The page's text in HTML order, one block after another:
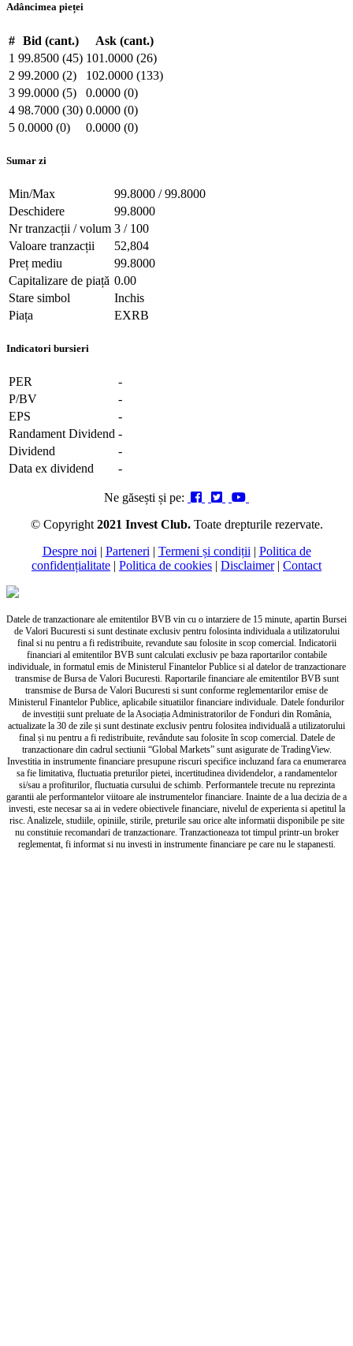
Adâncimea pieței
# Bid (cant.)
Ask (cant.)
1 99.8500 (45) 101.0000 (26)
2 99.2000 (2)
102.0000 (133)
3 99.0000 (5)
0.0000 (0)
4 98.7000 (30) 0.0000 (0)
5 0.0000 (0) 0.0000 (0)
Sumar zi
Min/Max
99.8000 / 99.8000
Deschidere
99.8000
Nr tranzacții / volum 3 / 100
Valoare tranzacții
52,804
Preț mediu
99.8000
Capitalizare de piață 0.00
Stare simbol
Inchis
Piața
EXRB
Indicatori bursieri
PER
-
P/BV
-
EPS
-
Randament Dividend -
Dividend
-
Data ex dividend
-
Ne găsești și pe:
© Copyright 2021 Invest Club. Toate drepturile rezervate.
Despre noi | Parteneri | Termeni și condiții | Politica de
confidențialitate | Politica de cookies | Disclaimer| Contact
Datele de tranzactionare ale emitentilor BVB vin cu o intarziere de 15 minute, apartin Bursei
de Valori Bucuresti si sunt destinate exclusiv pentru folosinta individuala a utilizatorului
final si nu pentru a fi redistribuite, revandute sau folosite in scop comercial. Indicatorii
financiari al emitentilor BVB sunt calculati exclusiv pe baza raportarilor contabile
individuale, in formatul emis de Ministerul Finantelor Publice si al datelor de tranzactionare
transmise de Bursa de Valori Bucuresti. Raportarile financiare ale emitentilor BVB sunt
transmise de Bursa de Valori Bucuresti si sunt conforme reglementarilor emise de
Ministerul Finantelor Publice, aplicabile situatiilor financiare individuale. Datele fondurilor
de investiții sunt preluate de la Asociația Administratorilor de Fonduri din România,
actualizate la 30 de zile și sunt destinate exclusiv pentru folositea individuală a utilizatorului
final și nu pentru a fi redistribuite, revândute sau folosite în scop comercial. Datele de
tranzactionare din cadrul sectiunii “Global Markets” sunt asigurate de TradingView.
Investitia in instrumente financiare presupune riscuri specifice incluzand fara ca enumerarea
sa fie limitativa, fluctuatia preturilor pietei, incertitudinea dividendelor, a randamentelor
si/sau a profiturilor, fluctuatia cursului de schimb. Performantele trecute nu reprezinta
garantii ale performantelor viitoare ale instrumentelor financiare. Inainte de a lua decizia de a
investi, este necesar sa ai in vedere obiectivele financiare, nivelul de experienta si apetitul la
risc. Analizele, studiile, opiniile, stirile, preturile sau orice alte informatii disponibile pe site
nu constituie recomandari de tranzactionare. Tranzactioneaza tot timpul printr-un broker
reglementat, fi informat si nu investi in instrumente financiare pe care nu le stapanesti.